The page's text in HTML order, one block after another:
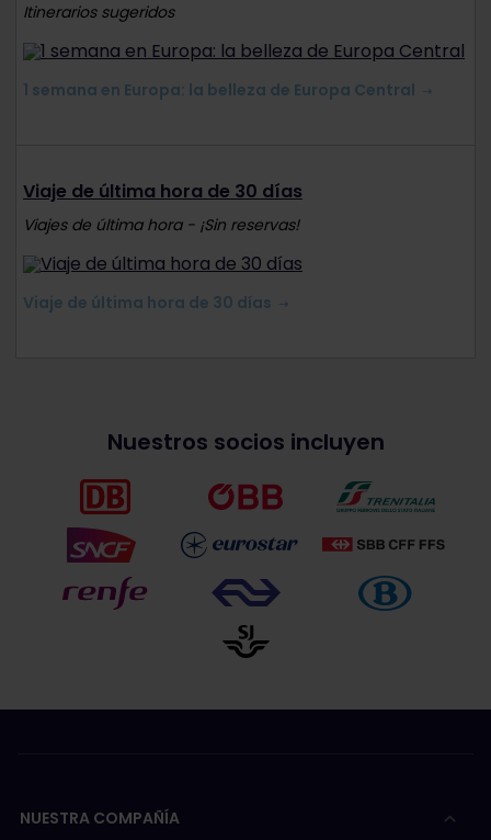
Itinerarios sugeridos
1 semana en Europa: la belleza de Europa Central
Viaje de última hora de 30 días
Viajes de última hora - ¡Sin reservas!
Viaje de última hora de 30 días
Nuestros socios incluyen
NUESTRA COMPAÑÍA